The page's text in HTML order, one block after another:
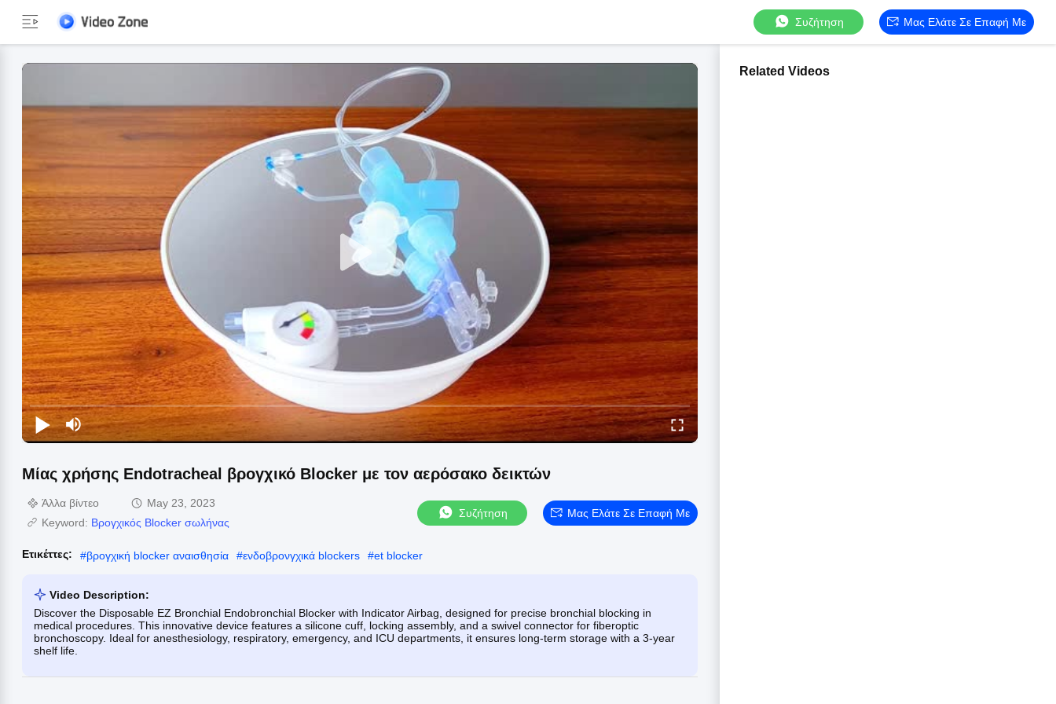
Συζήτηση Μας Ελάτε Σε Επαφή Με
Μίας χρήσης Endotracheal βρογχικό Blocker με τον αερόσακο δεικτών
Άλλα βίντεο
May 23, 2023
Keyword: Βρογχικός Blocker σωλήνας
Συζήτηση Μας Ελάτε Σε Επαφή Με
Ετικέττες: #βρογχική blocker αναισθησία #ενδοβρονγχικά blockers #et blocker
Video Description:
Discover the Disposable EZ Bronchial Endobronchial Blocker with Indicator Airbag, designed for precise bronchial blocking in
medical procedures. This innovative device features a silicone cuff, locking assembly, and a swivel connector for fiberoptic
bronchoscopy. Ideal for anesthesiology, respiratory, emergency, and ICU departments, it ensures long-term storage with a 3-year
shelf life.
Related Videos